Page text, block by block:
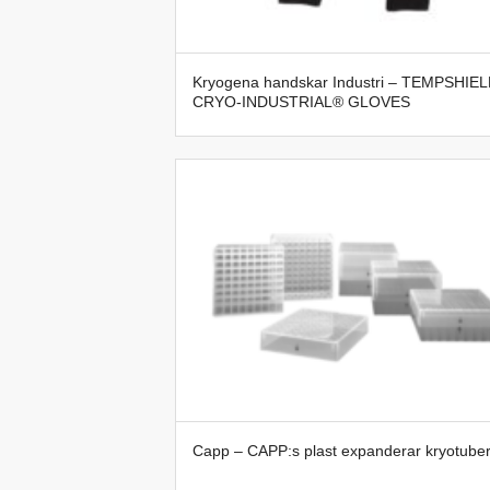
Kryogena handskar Industri –
CRYO-INDUSTRIAL® GLOVES
Capp – CAPP:s plast expanderar kryotuber